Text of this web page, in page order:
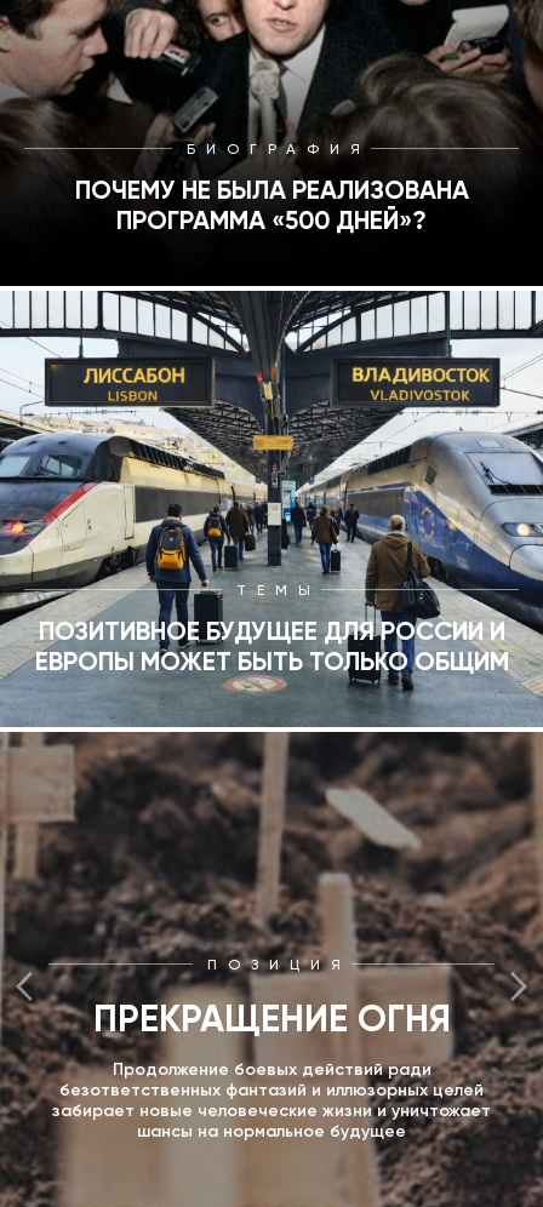
БИОГРАФИЯ
ПОЧЕМУ НЕ БЫЛА РЕАЛИЗОВАНА
ПРОГРАММА «500 ДНЕЙ»?
ТЕМЫ
ПОЗИТИВНОЕ БУДУЩЕЕ ДЛЯ РОССИИ И
ЕВРОПЫ МОЖЕТ БЫТЬ ТОЛЬКО ОБЩИМ
ПОЗИЦИЯ
ПРЕКРАЩЕНИЕ ОГНЯ
Продолжение боевых действий ради
безответственных фантазий и иллюзорных целей
забирает новые человеческие жизни и уничтожает
шансы на нормальное будущее